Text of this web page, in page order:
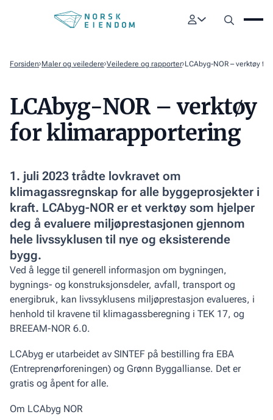
Forsiden Maler og veiledere Veiledere og rapporter LCAbyg-NOR – verktøy
LCAbyg-NOR – verktøy
for klimarapportering
1. juli 2023 trådte lovkravet om
klimagassregnskap for alle byggeprosjekter i
kraft. LCAbyg-NOR er et verktøy som hjelper
deg å evaluere miljøprestasjonen gjennom
hele livssyklusen til nye og eksisterende
bygg.
Ved å legge til generell informasjon om bygningen,
bygnings- og konstruksjonsdeler, avfall, transport og
energibruk, kan livssyklusens miljøprestasjon evalueres, i
henhold til kravene til klimagassberegning i TEK 17, og
BREEAM-NOR 6.0.
LCAbyg er utarbeidet av SINTEF på bestilling fra EBA
(Entreprenørforeningen) og Grønn Byggallianse. Det er
gratis og åpent for alle.
Om LCAbyg NOR